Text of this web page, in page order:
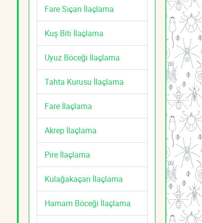
Fare Sıçan İlaçlama
Kuş Biti İlaçlama
Uyuz Böceği İlaçlama
Tahta Kurusu İlaçlama
Fare İlaçlama
Akrep İlaçlama
Pire İlaçlama
Kulağakaçan İlaçlama
Hamam Böceği İlaçlama